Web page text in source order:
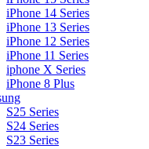
iPhone 14 Series
iPhone 13 Series
iPhone 12 Series
iPhone 11 Series
iphone X Series
iPhone 8 Plus
S25 Series
S24 Series
S23 Series